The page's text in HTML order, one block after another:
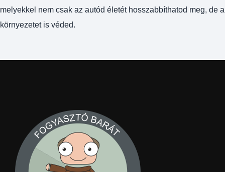
melyekkel nem csak az autód életét hosszabbíthatod meg, de a
környezetet is véded.